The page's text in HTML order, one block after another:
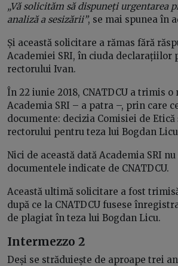
„Vă solicităm să dispuneți urgentarea
analiză a sesizării”, se mai spunea în
Și această solicitare a rămas fără
Academiei SRI, în ciuda declarațiilor
rectorului Ivan.
În 22 iunie 2018, CNATDCU a trimis o
Academia SRI – a patra –, prin care
documente: decizia Comisiei de Etică
rectorului pentru teza lui Bogdan
Nici de această dată Academia SRI
documentele indicate de CNATDCU.
Această ultimă solicitare a fost
după ce la CNATDCU fusese
de plagiat în teza lui Bogdan Licu.
Intermezzo 2
Deși se străduiește de aproape trei